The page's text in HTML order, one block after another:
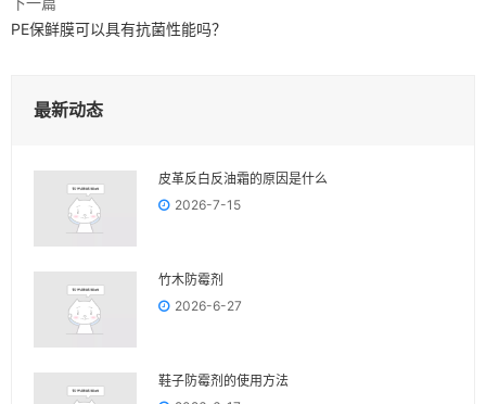
PE保鲜膜可以具有抗菌性能吗？
最新动态
皮革反白反油霜的原因是什么
2026-7-15
竹木防霉剂
2026-6-27
鞋子防霉剂的使用方法